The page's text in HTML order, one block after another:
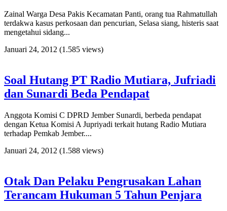
Zainal Warga Desa Pakis Kecamatan Panti, orang tua Rahmatullah
terdakwa kasus perkosaan dan pencurian, Selasa siang, histeris saat
mengetahui sidang...
Januari 24, 2012 (1.585 views)
Soal Hutang PT Radio Mutiara, Jufriadi
dan Sunardi Beda Pendapat
Anggota Komisi C DPRD Jember Sunardi, berbeda pendapat
dengan Ketua Komisi A Jupriyadi terkait hutang Radio Mutiara
terhadap Pemkab Jember....
Januari 24, 2012 (1.588 views)
Otak Dan Pelaku Pengrusakan Lahan
Terancam Hukuman 5 Tahun Penjara